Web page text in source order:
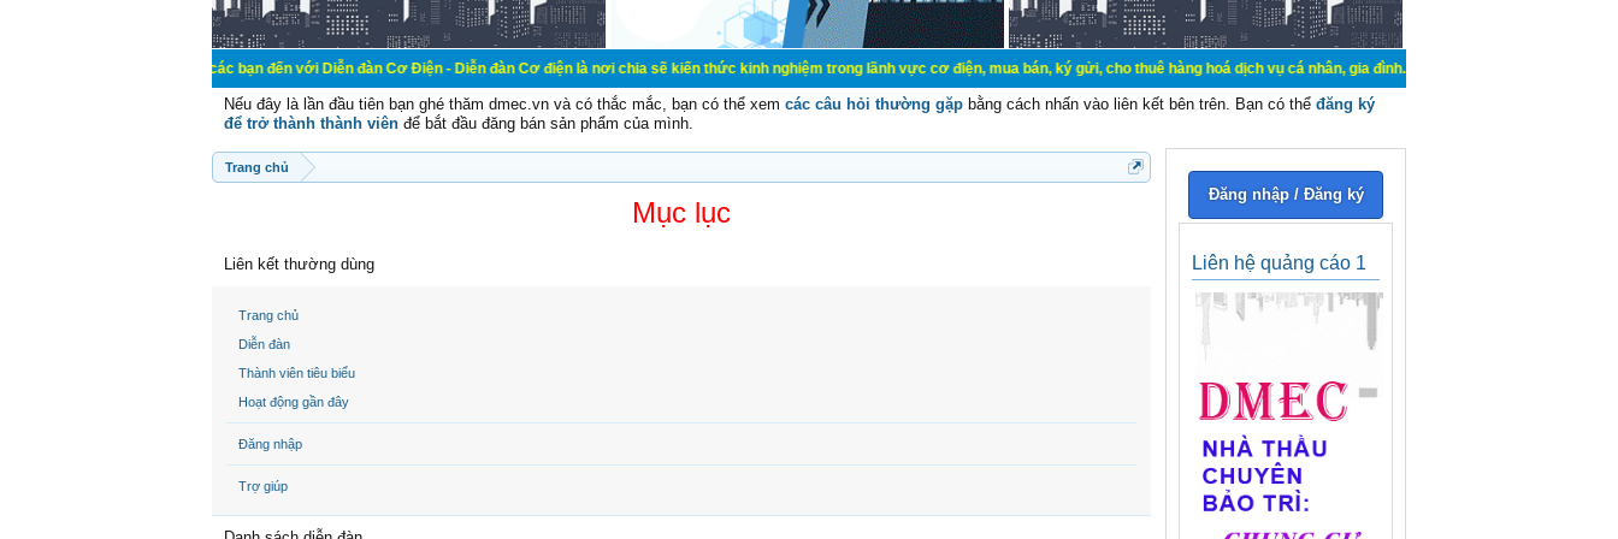
Chào mừng các bạn đến với Diễn đàn Cơ Điện - Diễn đàn Cơ điện là nơi chia sẽ kiến thức kinh nghiệm trong lãnh vực cơ điện, mua bán, ký gửi, cho thuê hàng hoá dịch vụ cá nhân, gia đình. Mua bán, ký gửi, cho thuê thiết bị hệ
Nếu đây là lần đầu tiên bạn ghé thăm dmec.vn và có thắc mắc, bạn có thể xem các câu hỏi thường gặp bằng cách nhấn vào liên kết bên trên. Bạn có thể đăng ký
để trở thành thành viên để bắt đầu đăng bán sản phẩm của mình.
Trang chủ
Mục lục
Liên kết thường dùng
Trang chủ
Diễn đàn
Thành viên tiêu biểu
Hoạt động gần đây
Đăng nhập
Trợ giúp
Đăng nhập / Đăng ký
Liên hệ quảng cáo 1